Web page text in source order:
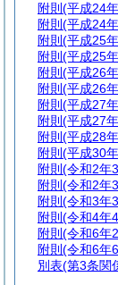
附則 (平成24
附則 (平成24
附則 (平成25
附則 (平成25
附則 (平成26
附則 (平成26
附則 (平成27
附則 (平成27
附則 (平成28
附則 (平成30
附則 (令和2年
附則 (令和2年
附則 (令和3年
附則 (令和4年
附則 (令和6年
附則 (令和6年
別表(第3条関